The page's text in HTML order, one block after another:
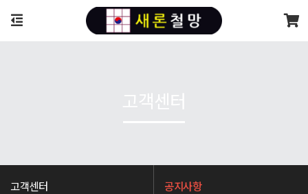
고객센터 공지사항